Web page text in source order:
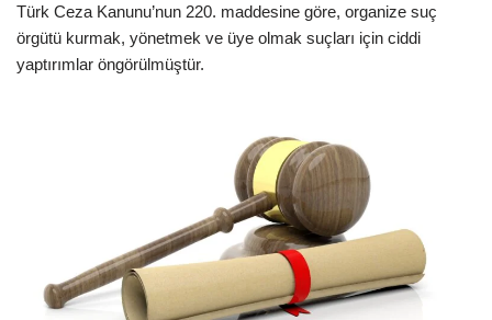
Türk Ceza Kanunu’nun 220. maddesine göre, organize suç
örgütü kurmak, yönetmek ve üye olmak suçları için ciddi
yaptırımlar öngörülmüştür.